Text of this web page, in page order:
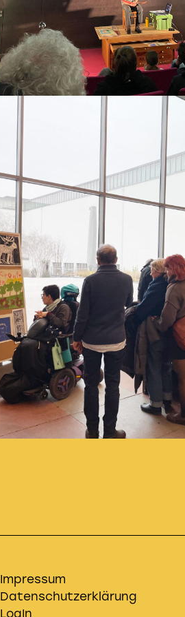
Impressum
Datenschutzerklärung
LogIn